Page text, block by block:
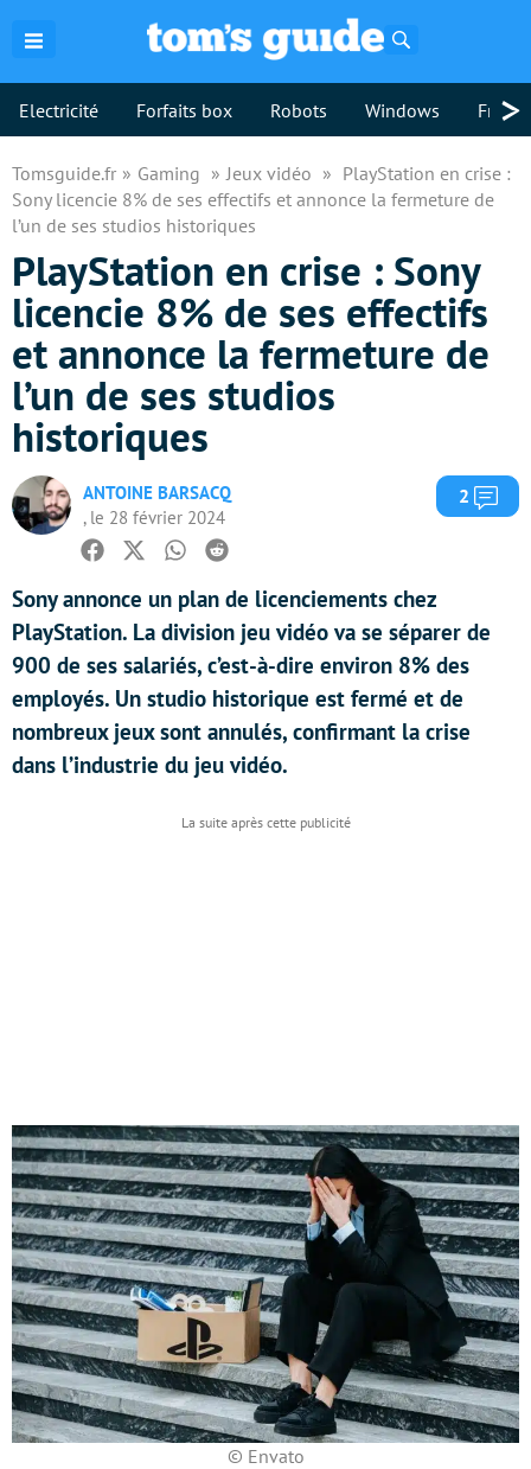
Electricité Forfaits box Robots Windows >
Tomsguide.fr Gaming Jeux vidéo
PlayStation en crise :
Sony licencie 8% de ses effectifs et annonce la fermeture de
l’un de ses studios historiques
PlayStation en crise : Sony
licencie 8% de ses effectifs
et annonce la fermeture de
l’un de ses studios
historiques
ANTOINE BARSACQ
, le 28 février 2024
2
Facebook
TwitterWhatsapp
Reddit
Sony annonce un plan de licenciements chez
PlayStation. La division jeu vidéo va se séparer de
900 de ses salariés, c’est-à-dire environ 8% des
employés. Un studio historique est fermé et de
nombreux jeux sont annulés, confirmant la crise
dans l’industrie du jeu vidéo.
© Envato